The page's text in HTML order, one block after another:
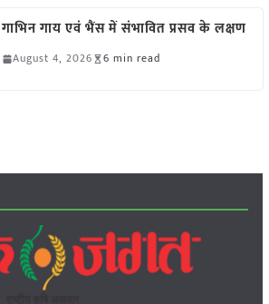
गाभिन गाय एवं भैंस में संभावित प्रसव के लक्षण
August 4, 2026 6 min read